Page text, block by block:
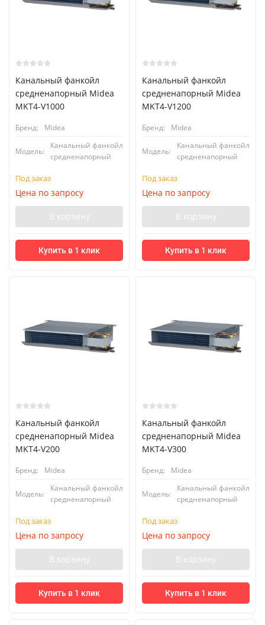
Канальный фанкойл
средненапорный Midea
MKT4-V1000
Бренд: Midea
Модель:
Канальный фанкойл
средненапорный
Под заказ
Цена по запросу
В корзину
Купить в 1 клик
Канальный фанкойл
средненапорный Midea
MKT4-V1200
Бренд: Midea
Модель:
Канальный фанкойл
средненапорный
Под заказ
Цена по запросу
В корзину
Купить в 1 клик
Канальный фанкойл
средненапорный Midea
MKT4-V200
Бренд: Midea
Модель:
Канальный фанкойл
средненапорный
Под заказ
Цена по запросу
В корзину
Купить в 1 клик
Канальный фанкойл
средненапорный Midea
MKT4-V300
Бренд: Midea
Модель:
Канальный фанкойл
средненапорный
Под заказ
Цена по запросу
В корзину
Купить в 1 клик